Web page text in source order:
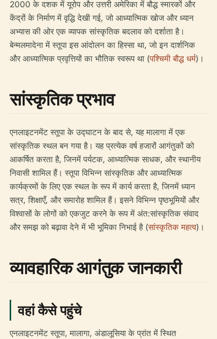
2000 के दशक में यूरोप और उत्तरी अमेरिका में बौद्ध स्मारकों और
केंद्रों के निर्माण में वृद्धि देखी गई, जो आध्यात्मिक खोज और ध्यान
अभ्यास की ओर एक व्यापक सांस्कृतिक बदलाव को दर्शाता है।
बेन्मलमादेना में स्तूपा इस आंदोलन का हिस्सा था, जो इन दार्शनिक
और आध्यात्मिक प्रवृत्तियों का भौतिक स्वरूप था (पश्चिमी बौद्ध धर्म)।
सांस्कृतिक प्रभाव
एनलाइटनमेंट स्तूपा के उद्घाटन के बाद से, यह मालागा में एक
सांस्कृतिक स्थल बन गया है। यह प्रत्येक वर्ष हजारों आगंतुकों को
आकर्षित करता है, जिनमें पर्यटक, आध्यात्मिक साधक, और स्थानीय
निवासी शामिल हैं। स्तूपा विभिन्न सांस्कृतिक और आध्यात्मिक
कार्यक्रमों के लिए एक स्थल के रूप में कार्य करता है, जिनमें ध्यान
सत्र, शिक्षाएँ, और समारोह शामिल हैं। इसने विभिन्न पृष्ठभूमियों और
विश्वासों के लोगों को एकजुट करने के रूप में अंत:सांस्कृतिक संवाद
और समझ को बढ़ावा देने में भी भूमिका निभाई है (सांस्कृतिक महत्व)।
व्यावहारिक आगंतुक जानकारी
वहां कैसे पहुंचे
एनलाइटनमेंट स्तूपा, मालागा, अंडालूसिया के प्रांत में स्थित